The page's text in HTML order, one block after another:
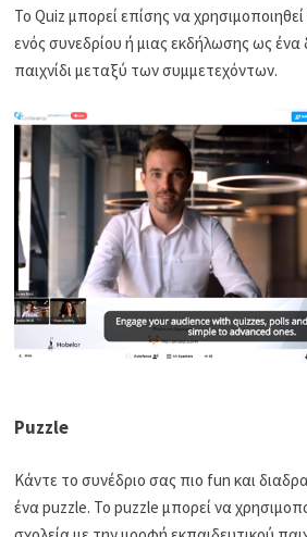
Το Quiz μπορεί επίσης να
ενός συνεδρίου ή μιας εκδήλωσης ως ένα
παιχνίδι μεταξύ των συμμετεχόντων.
Puzzle
Κάντε το συνέδριο σας πιο fun και
ένα puzzle. Το puzzle μπορεί να